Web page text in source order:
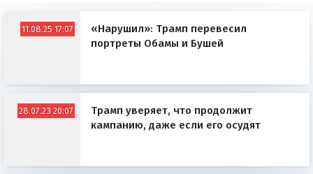
11.08.25 17:07
«Нарушил»: Трамп перевесил
портреты Обамы и Бушей
28.07.23 20:07
Трамп уверяет, что продолжит
кампанию, даже если его осудят